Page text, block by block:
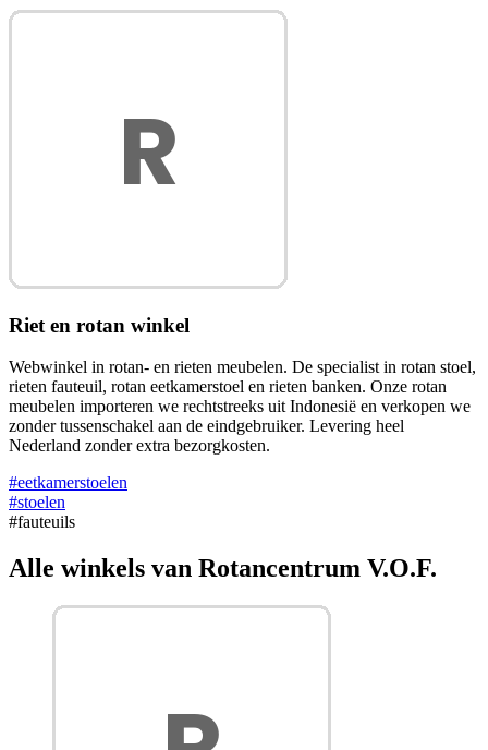
Riet en rotan winkel
Webwinkel in rotan- en rieten meubelen. De specialist in rotan stoel,
rieten fauteuil, rotan eetkamerstoel en rieten banken. Onze rotan
meubelen importeren we rechtstreeks uit Indonesië en verkopen we
zonder tussenschakel aan de eindgebruiker. Levering heel
Nederland zonder extra bezorgkosten.
#eetkamerstoelen
#stoelen
#fauteuils
Alle winkels van Rotancentrum V.O.F.